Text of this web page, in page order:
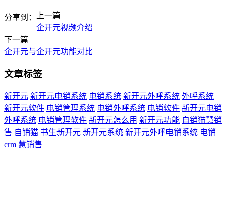
分享到：
上一篇
企开元视频介绍
下一篇
企开元与企开元功能对比
文章标签
新开元 新开元电销系统 电销系统 新开元外呼系统 外呼系统
新开元软件 电销管理系统 电销外呼系统 电销软件 新开元电销
外呼系统 电销管理软件 新开元怎么用 新开元功能 自销猫慧销
售 自销猫 书生新开元 新开元系统 新开元外呼电销系统 电销
crm 慧销售